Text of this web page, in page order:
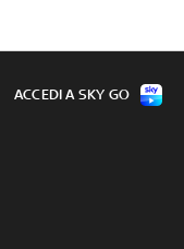
ACCEDI A SKY GO